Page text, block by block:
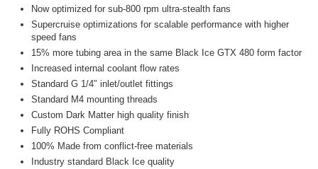
Now optimized for sub-800 rpm ultra-stealth fans
Supercruise optimizations for scalable performance with higher
speed fans
15% more tubing area in the same Black Ice GTX 480 form factor
Increased internal coolant flow rates
Standard G 1/4″ inlet/outlet fittings
Standard M4 mounting threads
Custom Dark Matter high quality finish
Fully ROHS Compliant
100% Made from conflict-free materials
Industry standard Black Ice quality